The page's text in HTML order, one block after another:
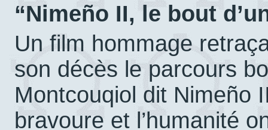
“Nimeño II, le bout
Un film hommage
son décès le parcours
Montcouqiol dit Nimeño
bravoure et l’humanité